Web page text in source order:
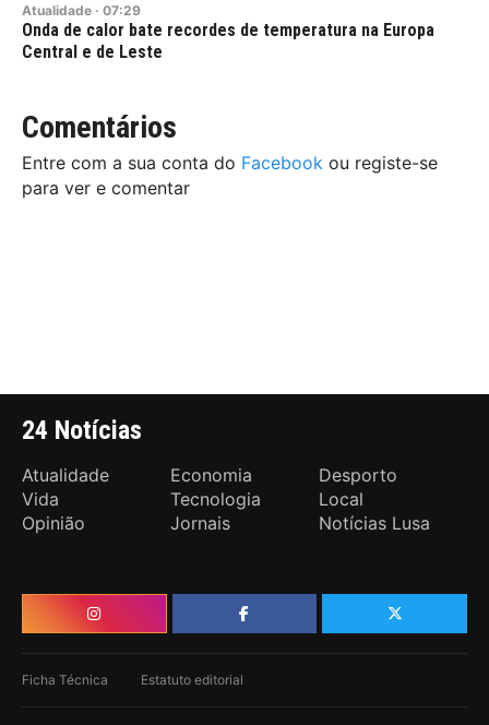
Atualidade · 07:29
Onda de calor bate recordes de temperatura na Europa
Central e de Leste
Comentários
Entre com a sua conta do Facebook ou registe-se
para ver e comentar
24 Notícias
Atualidade Economia
Desporto
Vida
Tecnologia
Local
Opinião
Jornais Notícias Lusa
Ficha Técnica Estatuto editorial